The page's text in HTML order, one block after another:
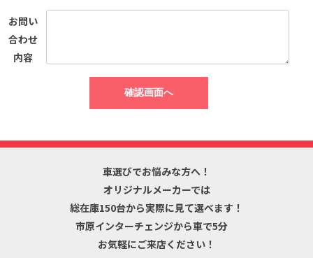
お問い
合わせ
内容
車選びでお悩みな方へ！
オリジナルメーカーでは
総在庫150台から実際に見て選べます！
市原インターチェンジから車で5分
お気軽にご来店ください！